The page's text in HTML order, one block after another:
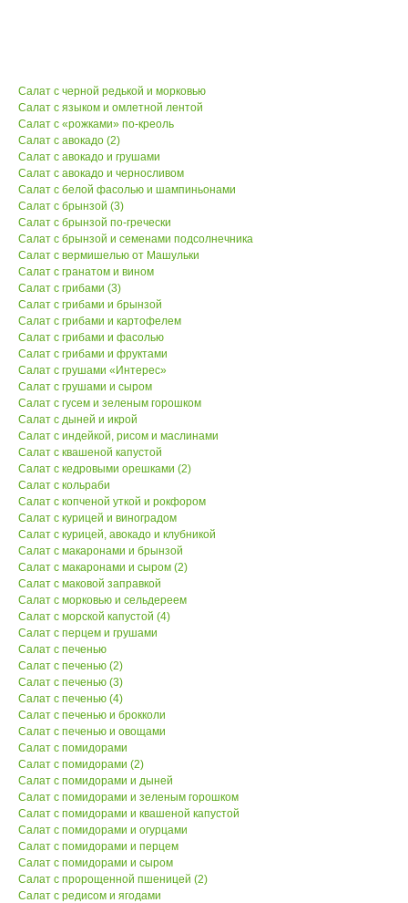
Салат с черной редькой и морковью
Салат с языком и омлетной лентой
Салат с «рожками» по-креоль
Салат с авокадо (2)
Салат с авокадо и грушами
Салат с авокадо и черносливом
Салат с белой фасолью и шампиньонами
Салат с брынзой (3)
Салат с брынзой по-гречески
Салат с брынзой и семенами подсолнечника
Салат с вермишелью от Машульки
Салат с гранатом и вином
Салат с грибами (3)
Салат с грибами и брынзой
Салат с грибами и картофелем
Салат с грибами и фасолью
Салат с грибами и фруктами
Салат с грушами «Интерес»
Салат с грушами и сыром
Салат с гусем и зеленым горошком
Салат с дыней и икрой
Салат с индейкой, рисом и маслинами
Салат с квашеной капустой
Салат с кедровыми орешками (2)
Салат с кольраби
Салат с копченой уткой и рокфором
Салат с курицей и виноградом
Салат с курицей, авокадо и клубникой
Салат с макаронами и брынзой
Салат с макаронами и сыром (2)
Салат с маковой заправкой
Салат с морковью и сельдереем
Салат с морской капустой (4)
Салат с перцем и грушами
Салат с печенью
Салат с печенью (2)
Салат с печенью (3)
Салат с печенью (4)
Салат с печенью и брокколи
Салат с печенью и овощами
Салат с помидорами
Салат с помидорами (2)
Салат с помидорами и дыней
Салат с помидорами и зеленым горошком
Салат с помидорами и квашеной капустой
Салат с помидорами и огурцами
Салат с помидорами и перцем
Салат с помидорами и сыром
Салат с пророщенной пшеницей (2)
Салат с редисом и ягодами